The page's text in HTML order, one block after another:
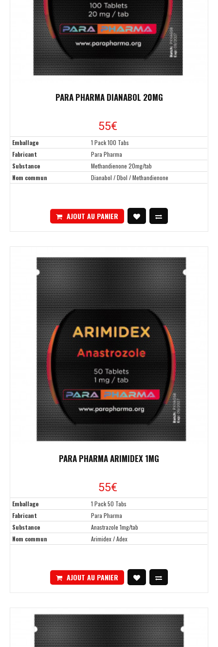
PARA PHARMA DIANABOL 20MG
55€
Emballage
1 Pack 100 Tabs
Fabricant
Para Pharma
Substance
Methandienone 20mg/tab
Nom commun
Dianabol / Dbol / Methandienone
AJOUT AU PANIER
PARA PHARMA ARIMIDEX 1MG
55€
Emballage
1 Pack 50 Tabs
Fabricant
Para Pharma
Substance
Anastrazole 1mg/tab
Nom commun
Arimidex / Adex
AJOUT AU PANIER